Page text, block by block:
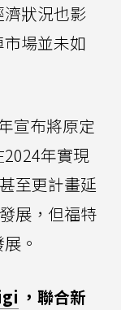
狀況也影
場並未如
宣布將原定
年實現
至更計畫延
展，但福特
。
，聯合新